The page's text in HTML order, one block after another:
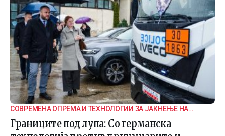
СОВРЕМЕНА ОПРЕМА И ТЕХНОЛОГИИ ЗА ЈАКНЕЊЕ НА
ГРАНИЧНАТА БЕЗБЕДНОСТ
Границите под лупа: Со германска